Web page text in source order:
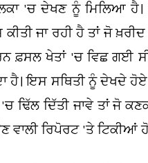
'ਚ ਦੇਖਣ ਨੂੰ ਮਿਲਿਆ
ਜਾ ਰਹੀ ਹੈ ਤਾਂ ਜੋ
ਫ਼ਸਲ ਖੇਤਾਂ 'ਚ ਵਿਛ ਗਈ
ਹੈ। ਇਸ ਸਥਿਤੀ ਨੂੰ ਦੇਖਦੇ
ਢਿੱਲ ਦਿੱਤੀ ਜਾਵੇ ਤਾਂ ਜੋ
ਵਾਲੀ ਰਿਪੋਰਟ 'ਤੇ